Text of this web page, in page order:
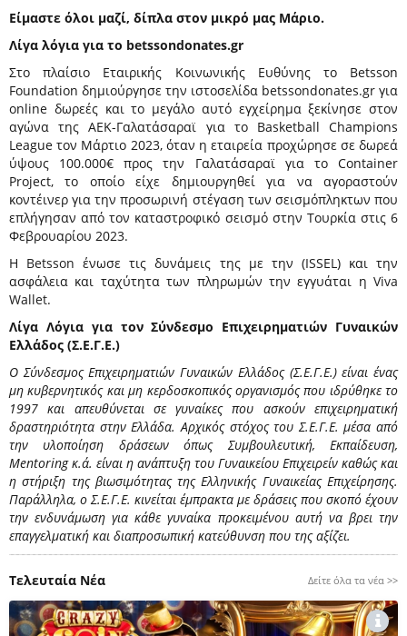
Είμαστε όλοι μαζί, δίπλα στον μικρό μας Μάριο.
Λίγα λόγια για το betssondonates.gr
Στο πλαίσιο Εταιρικής Κοινωνικής Ευθύνης το Betsson
Foundation δημιούργησε την ιστοσελίδα betssondonates.gr για
online δωρεές και το μεγάλο αυτό εγχείρημα ξεκίνησε στον
αγώνα της ΑΕΚ-Γαλατάσαραϊ για το Basketball Champions
League τον Μάρτιο 2023, όταν η εταιρεία προχώρησε σε δωρεά
ύψους 100.000€ προς την Γαλατάσαραϊ για το Container
Project, το οποίο είχε δημιουργηθεί για να αγοραστούν
κοντέινερ για την προσωρινή στέγαση των σεισμόπληκτων που
επλήγησαν από τον καταστροφικό σεισμό στην Τουρκία στις 6
Φεβρουαρίου 2023.
Η Betsson ένωσε τις δυνάμεις της με την (ΙSSEL) και την
ασφάλεια και ταχύτητα των πληρωμών την εγγυάται η Viva
Wallet.
Λίγα Λόγια για τον Σύνδεσμο Επιχειρηματιών Γυναικών
Ελλάδος (Σ.Ε.Γ.Ε.)
Ο Σύνδεσμος Επιχειρηματιών Γυναικών Ελλάδος (Σ.Ε.Γ.Ε.) είναι ένας
μη κυβερνητικός και μη κερδοσκοπικός οργανισμός που ιδρύθηκε το
1997 και απευθύνεται σε γυναίκες που ασκούν επιχειρηματική
δραστηριότητα στην Ελλάδα. Αρχικός στόχος του Σ.Ε.Γ.Ε. μέσα από
την υλοποίηση δράσεων όπως Συμβουλευτική, Εκπαίδευση,
Mentoring κ.ά. είναι η ανάπτυξη του Γυναικείου Επιχειρείν καθώς και
η στήριξη της βιωσιμότητας της Ελληνικής Γυναικείας Επιχείρησης.
Παράλληλα, ο Σ.Ε.Γ.Ε. κινείται έμπρακτα με δράσεις που σκοπό έχουν
την ενδυνάμωση για κάθε γυναίκα προκειμένου αυτή να βρει την
επαγγελματική και διαπροσωπική κατεύθυνση που της αξίζει.
Τελευταία Νέα Δείτε όλα τα νέα >>